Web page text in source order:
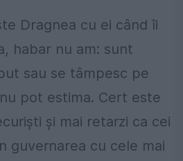
Dragnea cu ei când îi
habar nu am: sunt
sau se tâmpesc pe
pot estima. Cert este
și mai retarzi ca cei
guvernarea cu cele mai